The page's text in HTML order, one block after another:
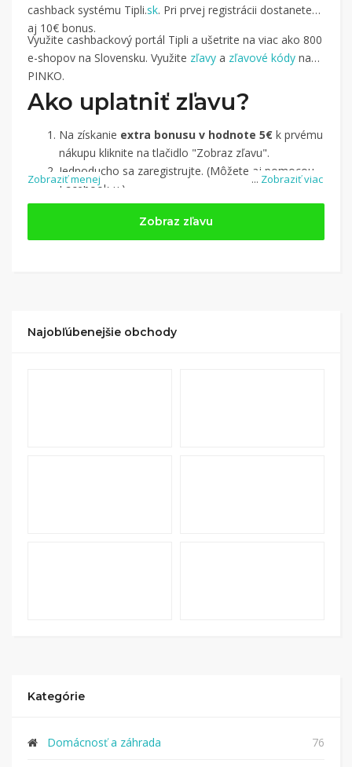
... Zobraziť viac
cashback systému Tipli.sk. Pri prvej registrácii dostanete
aj 10€ bonus.
Využite cashbackový portál Tipli a ušetrite na viac ako 800
e-shopov na Slovensku. Využite zľavy a zľavové kódy na
PINKO.
Ako uplatniť zľavu?
Na získanie extra bonusu v hodnote 5€ k prvému
nákupu kliknite na tlačidlo "Zobraz zľavu".
Jednoducho sa zaregistrujte. (Môžete aj pomocou
Facebook-u.)
Jednoducho sinájdite obchod, pomocou služby
(v ponuke je cca 1 500 obchodov).
Kliknite na tlačidlo „Nakupovať“.(Následne
nákupu, si tieto peniaze môžete dať hneď vyplatiť
Zobraziť menej
Zobraz zľavu
Najobľúbenejšie obchody
Kategórie
Domácnosť a záhrada 76